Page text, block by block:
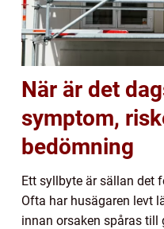
När är det
symptom,
bedömning
Ett syllbyte är sällan det
Ofta har husägaren levt
innan orsaken spåras till